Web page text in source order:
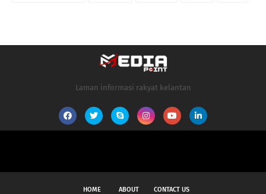
Laman informasi rakyat kelantan
HOME ABOUT CONTACT US